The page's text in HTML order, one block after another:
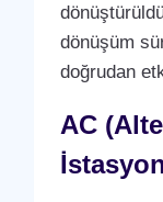
dönüşüm
doğrudan
AC